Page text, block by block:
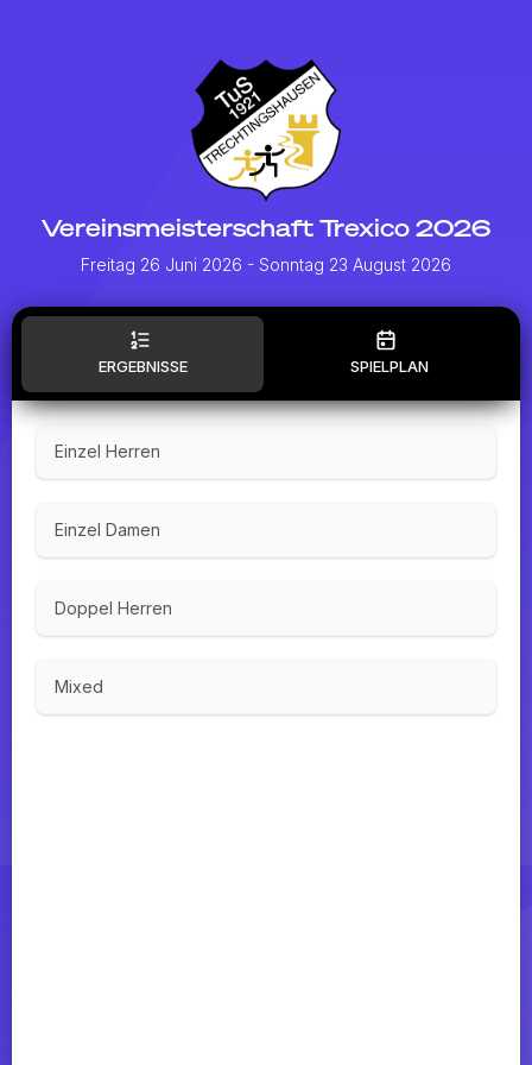
Vereinsmeisterschaft Trexico 2026
Freitag 26 Juni 2026 - Sonntag 23 August 2026
ERGEBNISSE SPIELPLAN
Einzel Herren
Einzel Damen
Doppel Herren
Mixed